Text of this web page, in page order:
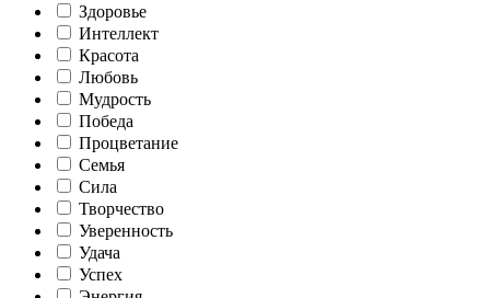
Здоровье
Интеллект
Красота
Любовь
Мудрость
Победа
Процветание
Семья
Сила
Творчество
Уверенность
Удача
Успех